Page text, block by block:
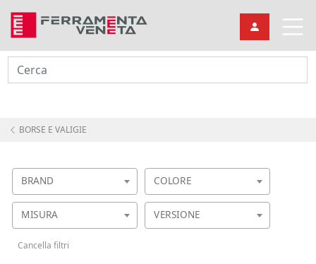
Cerca
BORSE E VALIGIE
BRAND COLORE
MISURA VERSIONE
Cancella filtri